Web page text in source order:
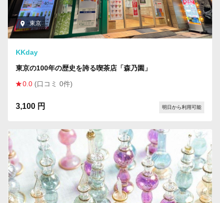
東京
KKday
東京の100年の歴史を誇る喫茶店「森乃園」
0.0 (口コミ 0件)
3,100 円 明日から利用可能